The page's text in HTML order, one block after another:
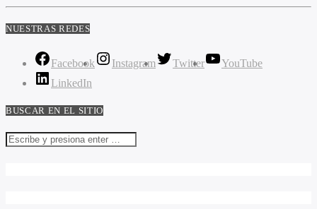
NUESTRAS REDES
Facebook Instagram Twitter
YouTube
LinkedIn
BUSCAR EN EL SITIO